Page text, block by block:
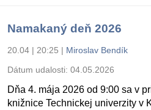
Namakaný deň 2026
20.04 | 20:25 | Miroslav Bendík
Dátum udalosti: 04.05.2026
Dňa 4. mája 2026 od 9:00 sa v
knižnice Technickej univerzity v